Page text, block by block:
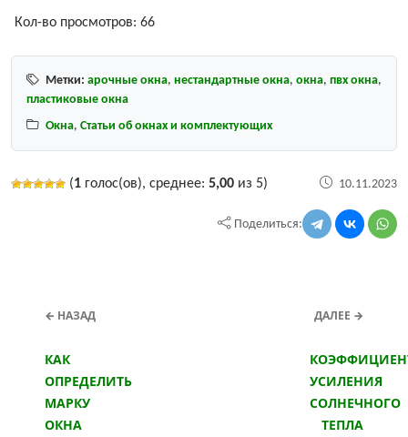
Кол-во просмотров: 66
Метки: арочные окна, нестандартные окна, окна, пвх окна,
пластиковые окна
Окна, Статьи об окнах и комплектующих
(1 голос(ов), среднее: 5,00 из 5) 10.11.2023
Поделиться:
← НАЗАД
КАК
ОПРЕДЕЛИТЬ
МАРКУ
ОКНА
ДАЛЕЕ →
УСИЛЕНИЯ
СОЛНЕЧНОГО
ТЕПЛА